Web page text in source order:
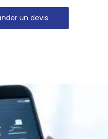
un devis